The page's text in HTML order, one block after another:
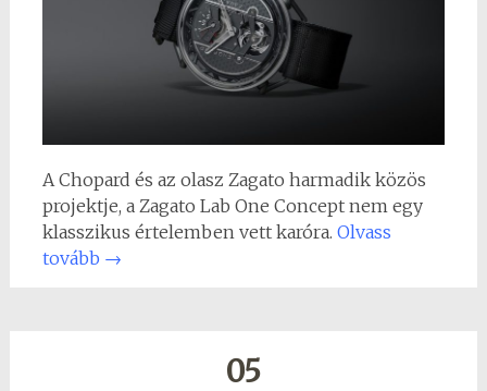
A Chopard és az olasz Zagato harmadik közös
projektje, a Zagato Lab One Concept nem egy
klasszikus értelemben vett karóra. Olvass
tovább →
05